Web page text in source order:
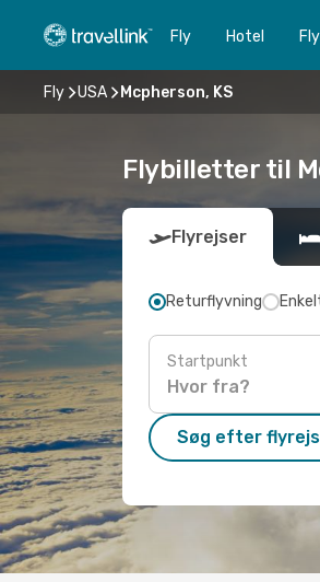
Fly Hotel
Fly USA Mcpherson, KS
Flybilletter til
Flyrejser
Returflyvning
Startpunkt
Søg efter